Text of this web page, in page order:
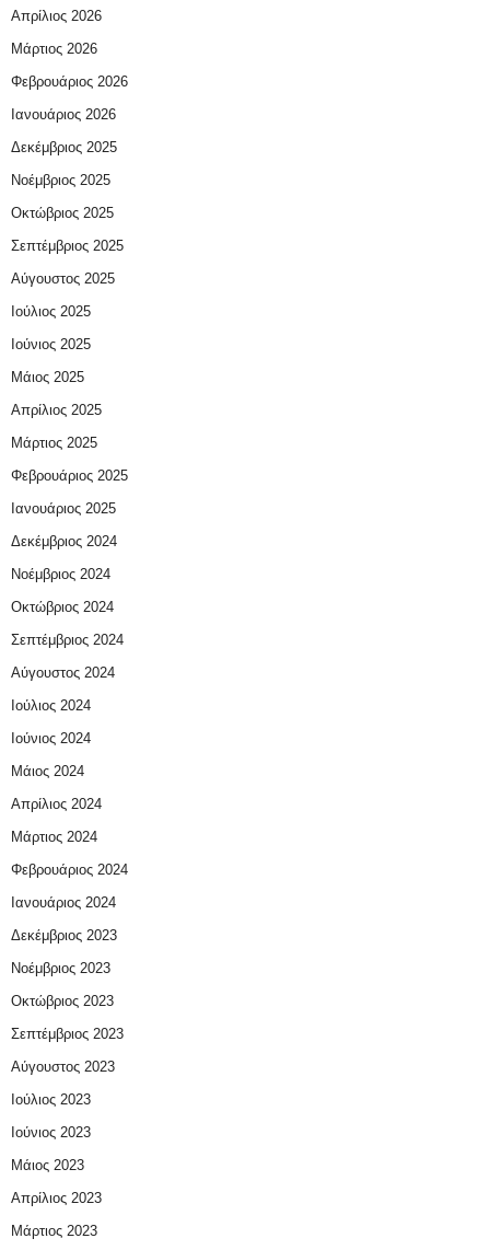
Απρίλιος 2026
Μάρτιος 2026
Φεβρουάριος 2026
Ιανουάριος 2026
Δεκέμβριος 2025
Νοέμβριος 2025
Οκτώβριος 2025
Σεπτέμβριος 2025
Αύγουστος 2025
Ιούλιος 2025
Ιούνιος 2025
Μάιος 2025
Απρίλιος 2025
Μάρτιος 2025
Φεβρουάριος 2025
Ιανουάριος 2025
Δεκέμβριος 2024
Νοέμβριος 2024
Οκτώβριος 2024
Σεπτέμβριος 2024
Αύγουστος 2024
Ιούλιος 2024
Ιούνιος 2024
Μάιος 2024
Απρίλιος 2024
Μάρτιος 2024
Φεβρουάριος 2024
Ιανουάριος 2024
Δεκέμβριος 2023
Νοέμβριος 2023
Οκτώβριος 2023
Σεπτέμβριος 2023
Αύγουστος 2023
Ιούλιος 2023
Ιούνιος 2023
Μάιος 2023
Απρίλιος 2023
Μάρτιος 2023